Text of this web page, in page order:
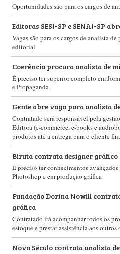
Oportunidades são para os cargos de
Editoras SESI-SP e SENAI-SP
Vagas são para os cargos de analista
editorial
Coerência procura analista de
É preciso ter superior completo em
e Propaganda
Gente abre vaga para analista
Contratado será responsável pela
Editora (e-commerce, e-books e
produtos até a entrega para o cliente
Biruta contrata designer gráfico
É preciso ter conhecimentos
Photoshop e em produção gráfica
Fundação Dorina Nowill
gráfica
Contratado irá acompanhar todos os
estoque e prestar assistência aos outros
Novo Século contrata analista